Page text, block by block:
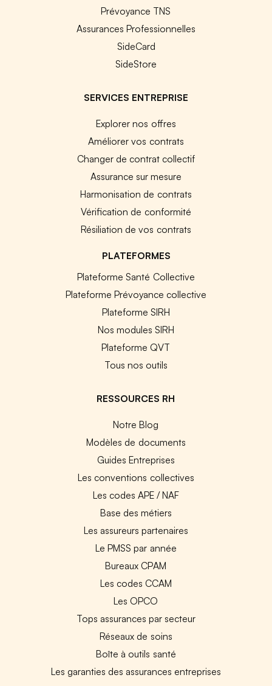
Prévoyance TNS
Assurances Professionnelles
SideCard
SideStore
SERVICES ENTREPRISE
Explorer nos offres
Améliorer vos contrats
Changer de contrat collectif
Assurance sur mesure
Harmonisation de contrats
Vérification de conformité
Résiliation de vos contrats
PLATEFORMES
Plateforme Santé Collective
Plateforme Prévoyance collective
Plateforme SIRH
Nos modules SIRH
Plateforme QVT
Tous nos outils
RESSOURCES RH
Notre Blog
Modèles de documents
Guides Entreprises
Les conventions collectives
Les codes APE / NAF
Base des métiers
Les assureurs partenaires
Le PMSS par année
Bureaux CPAM
Les codes CCAM
Les OPCO
Tops assurances par secteur
Réseaux de soins
Boîte à outils santé
Les garanties des assurances entreprises